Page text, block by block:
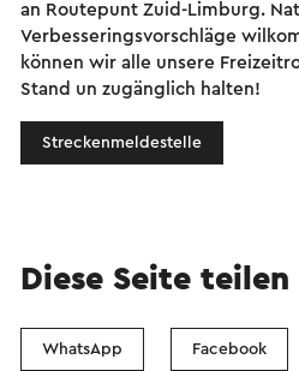
an Routepunt Zuid-Limburg.
Verbesseringsvorschläge
können wir alle unsere
Stand un zugänglich halten!
Streckenmeldestelle
Diese Seite teilen
WhatsApp Facebook